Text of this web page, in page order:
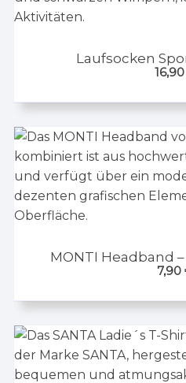
Laufsocken
16,90
MONTI Headband
7,90